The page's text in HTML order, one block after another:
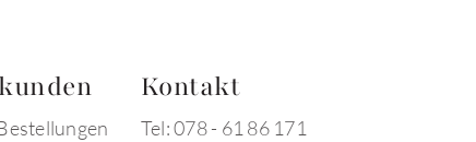
Kontakt
Tel: 078 - 61 86 171